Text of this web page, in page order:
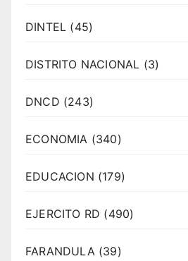
DINTEL (45)
DISTRITO NACIONAL (3)
DNCD (243)
ECONOMIA (340)
EDUCACION (179)
EJERCITO RD (490)
FARANDULA (39)